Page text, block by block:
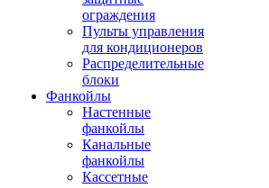
ограждения
Пульты управления
для кондиционеров
Распределительные
блоки
Фанкойлы
Настенные
фанкойлы
Канальные
фанкойлы
Кассетные